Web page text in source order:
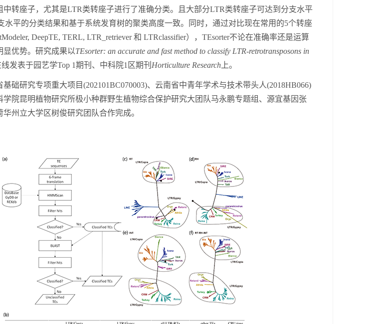
中转座子，尤其是LTR类转座子进行了准确分类。且大部分LTR类转座子可达到分支水平
水平的分类结果和基于系统发育树的聚类高度一致。 同时， 通过对比现在常用的5个转座
DeepTE, TERL, LTR_retriever和 LTRclassifier）， TEsorter不论在准确率还是运算
显优势。 研究成果以TEsorter: an accurate and fast method to classify LTR-retrotransposons in
发表于园艺学Top 1期刊 、中科院1 区期刊 Horticulture Research 上。
基础研究专项重大项目(202101BC070003)、云南省中青年学术与技术带头人(2018HB066)
学院昆明植物研究所极小种群野生植物综合保护研究大团队马永鹏专题组、源宜基因张
华州立大学区树俊研究团队合作完成。